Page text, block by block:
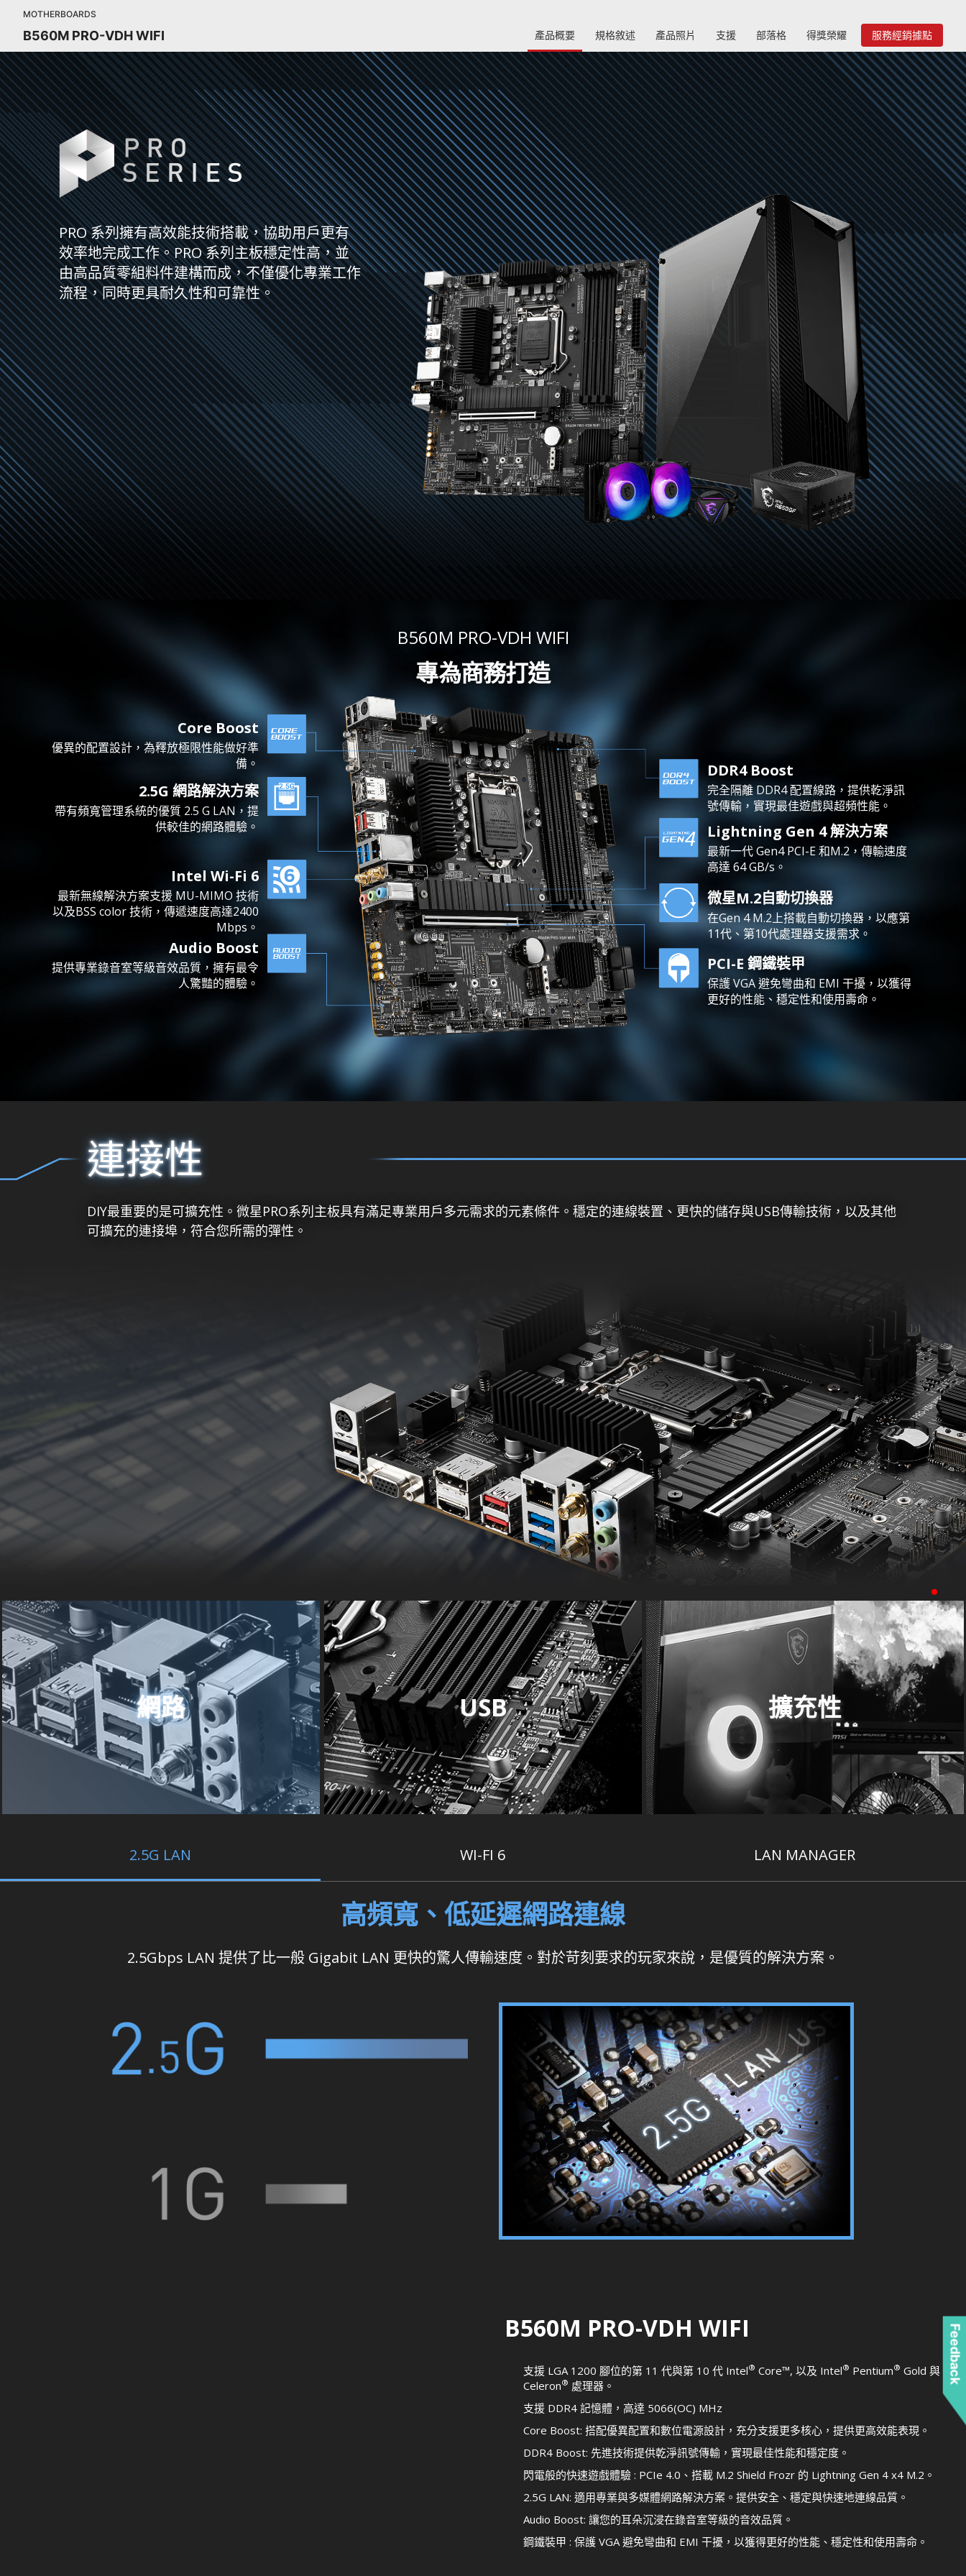
MOTHERBOARDS
B560M PRO-VDH WIFI 產品概要 規格敘述 產品照片 支援 部落格 得獎榮耀 服務經銷據點
PRO 系列擁有高效能技術搭載，協助用戶更有
效率地完成工作。PRO 系列主板穩定性高，並
由高品質零組料件建構而成，不僅優化專業工作
流程，同時更具耐久性和可靠性。
B560M PRO-VDH WIFI
專為商務打造
Core Boost
優異的配置設計，為釋放極限性能做好準
備。
2.5G 網路解決方案
帶有頻寬管理系統的優質 2.5 G LAN，提
供較佳的網路體驗。
Intel Wi-Fi 6
最新無線解決方案支援 MU-MIMO 技術
以及BSS color 技術，傳遞速度高達2400
Mbps。
Audio Boost
提供專業錄音室等級音效品質，擁有最令
人驚豔的體驗。
DDR4 Boost
完全隔離 DDR4 配置線路，提供乾淨訊
號傳輸，實現最佳遊戲與超頻性能。
Lightning Gen 4 解決方案
最新一代 Gen4 PCI-E 和M.2，傳輸速度
高達 64 GB/s。
微星M.2自動切換器
在Gen 4 M.2上搭載自動切換器，以應第
11代、第10代處理器支援需求。
PCI-E 鋼鐵裝甲
保護 VGA 避免彎曲和 EMI 干擾，以獲得
更好的性能、穩定性和使用壽命。
連接性
DIY最重要的是可擴充性。微星PRO系列主板具有滿足專業用戶多元需求的元素條件。穩定的連線裝置、更快的儲存與USB傳輸技術，以及其他
可擴充的連接埠，符合您所需的彈性。
網路 USB 擴充性
2.5G LAN WI-FI 6 LAN MANAGER
高頻寬、低延遲網路連線
2.5Gbps LAN 提供了比一般 Gigabit LAN 更快的驚人傳輸速度。對於苛刻要求的玩家來說，是優質的解決方案。
B560M PRO-VDH WIFI
支援 LGA 1200 腳位的第 11 代與第 10 代 Intel® Core™, 以及 Intel® Pentium® Gold 與
Celeron® 處理器。
支援 DDR4 記憶體，高達 5066(OC) MHz
Core Boost: 搭配優異配置和數位電源設計，充分支援更多核心，提供更高效能表現。
DDR4 Boost: 先進技術提供乾淨訊號傳輸，實現最佳性能和穩定度。
閃電般的快速遊戲體驗 : PCIe 4.0、搭載 M.2 Shield Frozr 的 Lightning Gen 4 x4 M.2。
2.5G LAN: 適用專業與多媒體網路解決方案。提供安全、穩定與快速地連線品質。
Audio Boost: 讓您的耳朵沉浸在錄音室等級的音效品質。
鋼鐵裝甲 : 保護 VGA 避免彎曲和 EMI 干擾，以獲得更好的性能、穩定性和使用壽命。
Feedback